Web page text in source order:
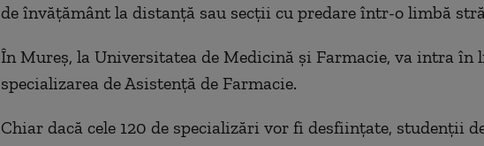
de învăţământ la distanţă sau secţii cu predare într-o limbă
În Mureş, la Universitatea de Medicină şi Farmacie, va intra în
specializarea de Asistenţă de Farmacie.
Chiar dacă cele 120 de specializări vor fi desfiinţate, studenţii